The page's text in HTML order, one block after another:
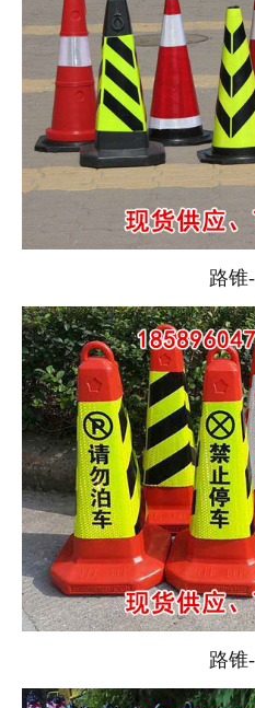
路锥
路锥